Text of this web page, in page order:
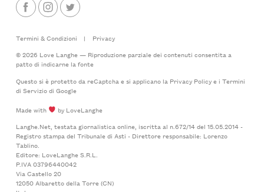
Termini & Condizioni |
Privacy
© 2026 Love Langhe — Riproduzione parziale dei contenuti consentita a
patto di indicarne la fonte
Questo si è protetto da reCaptcha e si applicano la Privacy Policye i Termini
di Serviziodi Google
Made with
by LoveLanghe
Langhe.Net, testata giornalistica online, iscritta al n.672/14 del 15.05.2014 -
Registro stampa del Tribunale di Asti - Direttore responsabile: Lorenzo
Tablino.
Editore: LoveLanghe S.R.L.
P.IVA 03796440042
Via Castello 20
12050 Albaretto della Torre (CN)